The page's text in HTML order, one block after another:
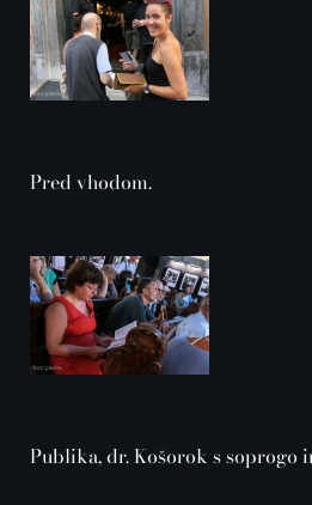
Pred vhodom.
Publika, dr. Košorok s soprogo